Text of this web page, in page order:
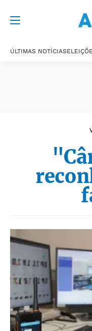
ÚLTIMAS NOTÍCIAS